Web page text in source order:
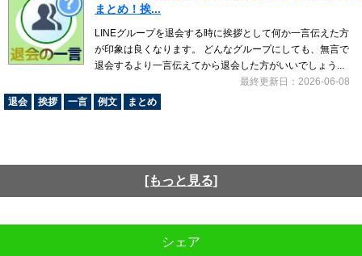
まとめ！挨...
LINEグループを退会する時に挨拶として何か一言伝えた方
が印象は良くなります。 どんなグループにしても、無言で
退会するより一言伝えてから退会した方がいいでしょう...
最終更新日：2026-06-08
退会
挨拶 一言 例文 まとめ
[もっと見る]
シェア